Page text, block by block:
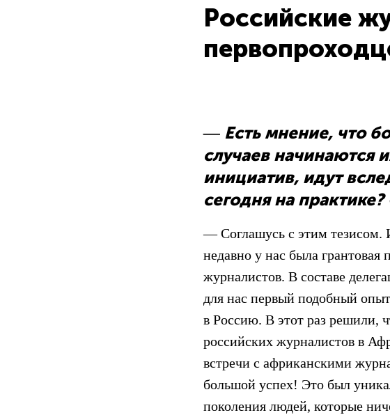
Российские
— Есть мнение, что
случаев начинаются
инициатив, идут
сегодня на
— Соглашусь с этим тезисом.
недавно у нас была
журналистов. В составе
для нас первый подобный
в Россию. В этот раз решили,
российских журналистов в
встречи с африканскими
большой успех! Это был
поколения людей, которые